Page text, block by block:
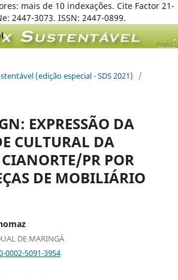
mais de 10 indexações. Cite Factor 21-
2447-3073. ISSN: 2447-0899.
(edição especial - SDS 2021)
/
EXPRESSÃO DA
CULTURAL DA
PR POR
DE MOBILIÁRIO
DE MARINGÁ
5091-3954